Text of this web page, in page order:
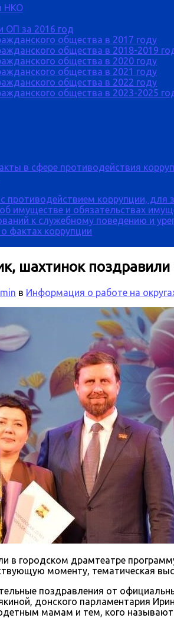
НКО
ОП за 2016 год
общества в 2017 году
общества в 2018-2019
общества в 2020 году
общества в 2021 году
общества в 2022 году
общества в 2023-2025
в сфере противодействия
коррупции, для
имуществе и обязательствах
к служебному поведению и
фактах коррупции
шахтинок
в Информация о работе на
городском драмтеатре
моменту, тематическая
поздравления от
донского парламентария
мамам и тем, кого